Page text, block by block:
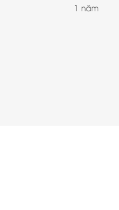
1 năm